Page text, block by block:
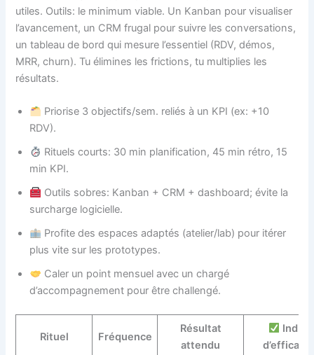
utiles. Outils: le minimum viable. Un Kanban pour visualiser
l’avancement, un CRM frugal pour suivre les conversations,
un tableau de bord qui mesure l’essentiel (RDV, démos,
MRR, churn). Tu élimines les frictions, tu multiplies les
résultats.
Priorise 3 objectifs/sem. reliés à un KPI (ex: +10
RDV).
Rituels courts: 30 min planification, 45 min rétro, 15
min KPI.
Outils sobres: Kanban + CRM + dashboard; évite la
surcharge logicielle.
Profite des espaces adaptés (atelier/lab) pour itérer
plus vite sur les prototypes.
Caler un point mensuel avec un chargé
d’accompagnement pour être challengé.
Rituel Fréquence
Résultat
attendu
Indice